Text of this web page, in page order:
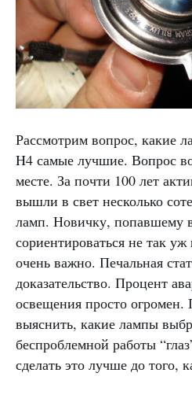
Рассмотрим вопрос, какие
H4 самые лучшие. Вопрос
месте. За почти 100 лет
вышли в свет несколько
ламп. Новичку, попавшему в
сориентироваться не так
очень важно. Печальная
доказательство. Процент
освещения просто огромен.
выяснить, какие лампы
беспроблемной работы
сделать это лучше до того,